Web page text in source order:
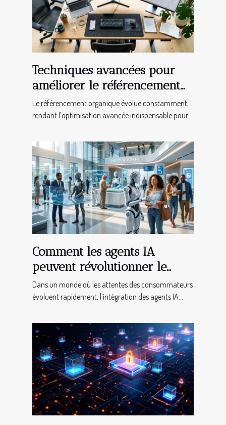
Techniques avancées pour
améliorer le référencement
organique
Le référencement organique évolue constamment,
rendant l’optimisation avancée indispensable pour...
Comment les agents IA
peuvent révolutionner le
service client dans divers
secteurs ?
Dans un monde où les attentes des consommateurs
évoluent rapidement, l’intégration des agents IA...